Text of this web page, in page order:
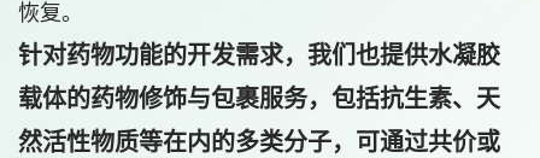
恢复。
针对药物功能的开发需求，我们也提供水凝胶
载体的药物修饰与包裹服务，包括抗生素、天
然活性物质等在内的多类分子，可通过共价或